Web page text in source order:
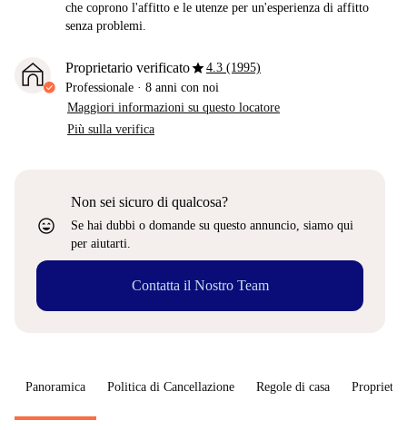
che coprono l'affitto e le utenze per un'esperienza di affitto
senza problemi.
Proprietario verificatostar4.3 (1995)
Professionale · 8 anni con noi
Maggiori informazioni su questo locatore
Più sulla verifica
sentiment_very_satisfied
Non sei sicuro di qualcosa?
Se hai dubbi o domande su questo annuncio, siamo qui
per aiutarti.
Contatta il Nostro Team
Panoramica Politica di Cancellazione Regole di casa